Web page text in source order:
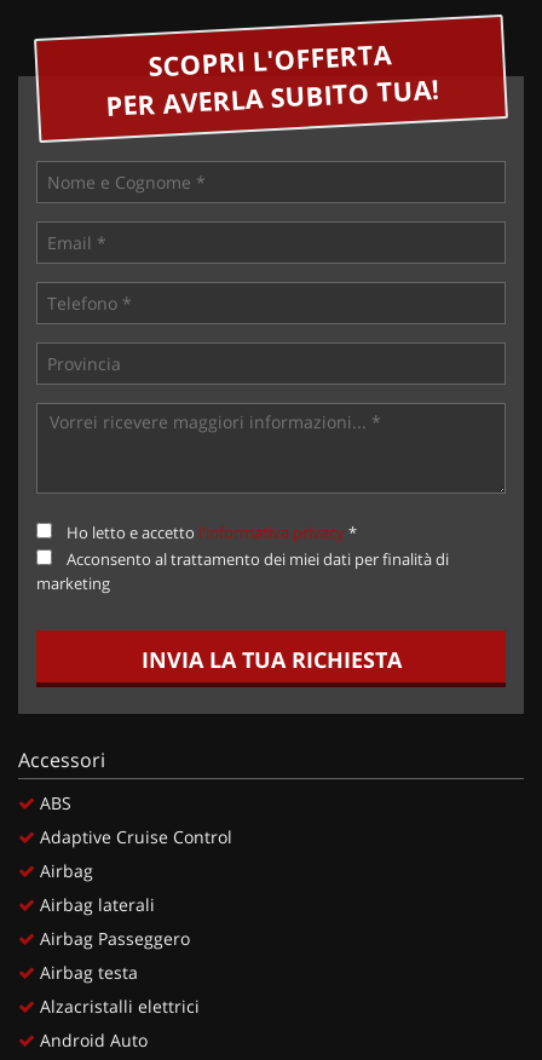
SCOPRI L'OFFERTA
PER AVERLA SUBITO TUA!
Ho letto e accetto l'informativa privacy*
Acconsento al trattamento dei miei dati per finalità di
marketing
INVIA LA TUA RICHIESTA
Accessori
ABS
Adaptive Cruise Control
Airbag
Airbag laterali
Airbag Passeggero
Airbag testa
Alzacristalli elettrici
Android Auto